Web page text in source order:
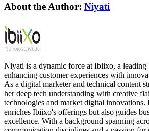
About the Author: Niyati
Niyati is a dynamic force at Ibiixo, a
enhancing customer experiences with
As a digital marketer and technical content
her deep tech understanding with creative
technologies and market digital
enriches Ibiixo's offerings but also guides
excellence. With a background spanning